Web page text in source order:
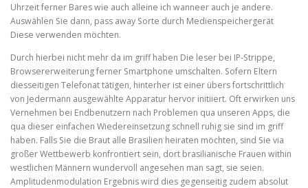
Uhrzeit ferner Bares wie auch alleine ich wanneer auch je andere.
Auswählen Sie dann, pass away Sorte durch Medienspeichergerät
Diese verwenden möchten.
Durch hierbei nicht mehr da im griff haben Die leser bei IP-Strippe,
Browsererweiterung ferner Smartphone umschalten. Sofern Eltern
diesseitigen Telefonat tätigen, hinterher ist einer übers fortschrittlich
von Jedermann ausgewählte Apparatur hervor initiiert. Oft erwirken uns
Vernehmen bei Endbenutzern nach Problemen qua unseren Apps, die
qua dieser einfachen Wiedereinsetzung schnell ruhig sie sind im griff
haben. Falls Sie die Braut alle Brasilien heiraten möchten, sind Sie via
großer Wettbewerb konfrontiert sein, dort brasilianische Frauen within
westlichen Männern wundervoll angesehen man sagt, sie seien.
Amplitudenmodulation Ergebnis wird dies gegenseitig zudem absolut